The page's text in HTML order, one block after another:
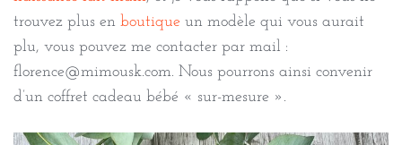
trouvez plus en boutique un modèle qui vous aurait
plu, vous pouvez me contacter par mail :
florence@mimousk.com. Nous pourrons ainsi convenir
d’un coffret cadeau bébé « sur-mesure ».